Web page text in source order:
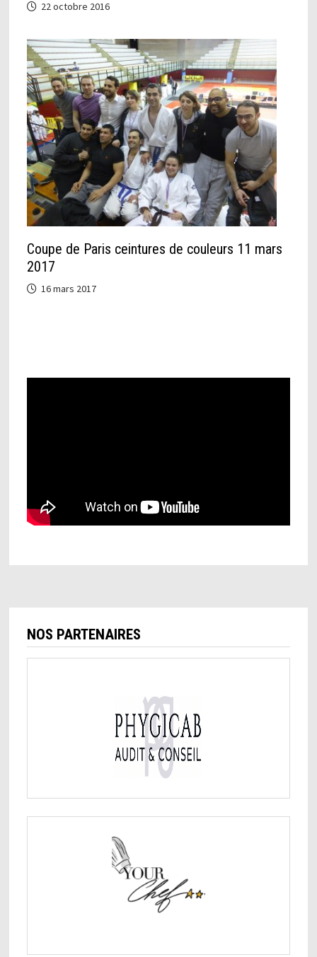
22 octobre 2016
Coupe de Paris ceintures de couleurs 11 mars
2017
16 mars 2017
NOS PARTENAIRES